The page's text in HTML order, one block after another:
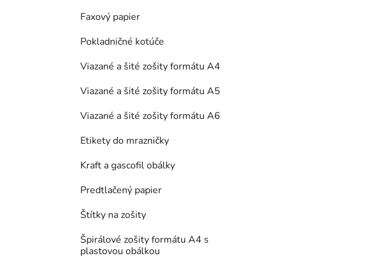
Faxový papier
Pokladničné kotúče
Viazané a šité zošity formátu A4
Viazané a šité zošity formátu A5
Viazané a šité zošity formátu A6
Etikety do mrazničky
Kraft a gascofil obálky
Predtlačený papier
Štítky na zošity
Špirálové zošity formátu A4 s
plastovou obálkou